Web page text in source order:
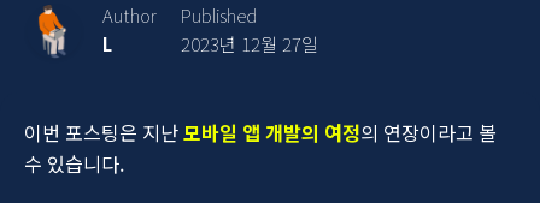
Author
L
Published
2023년 12월 27일
이번 포스팅은 지난모바일 앱 개발의 여정의 연장이라고 볼
수 있습니다.